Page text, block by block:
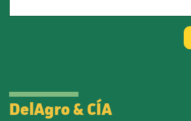
DelAgro & CÍA